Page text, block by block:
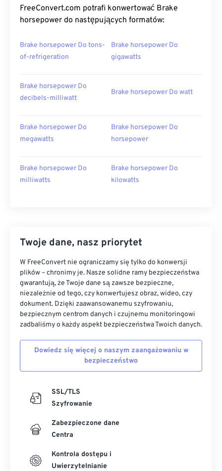
FreeConvert.com potrafi konwertować Brake
horsepower do następujących formatów:
Brake horsepower Do tons-
of-refrigeration
Brake horsepower Do
gigawatts
Brake horsepower Do
decibels-milliwatt
Brake horsepower Do watt
Brake horsepower Do
megawatts
Brake horsepower Do
horsepower
Brake horsepower Do
milliwatts
Brake horsepower Do
kilowatts
Twoje dane, nasz priorytet
W FreeConvert nie ograniczamy się tylko do konwersji
plików – chronimy je. Nasze solidne ramy bezpieczeństwa
gwarantują, że Twoje dane są zawsze bezpieczne,
niezależnie od tego, czy konwertujesz obraz, wideo, czy
dokument. Dzięki zaawansowanemu szyfrowaniu,
bezpiecznym centrom danych i czujnemu monitoringowi
zadbaliśmy o każdy aspekt bezpieczeństwa Twoich danych.
Dowiedz się więcej o naszym zaangażowaniu w
bezpieczeństwo
SSL/TLS
Szyfrowanie
Zabezpieczone dane
Centra
Kontrola dostępu i
Uwierzytelnianie